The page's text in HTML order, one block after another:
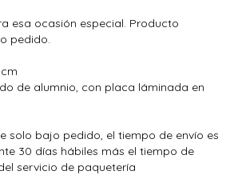
esa ocasión especial. Producto
pedido.
de alumnio, con placa láminada en
solo bajo pedido, el tiempo de envío es
30 días hábiles más el tiempo de
servicio de paquetería